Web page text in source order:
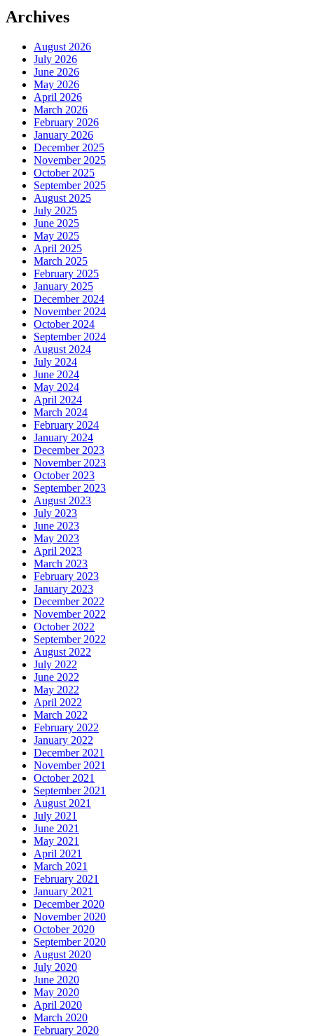
Archives
August 2026
July 2026
June 2026
May 2026
April 2026
March 2026
February 2026
January 2026
December 2025
November 2025
October 2025
September 2025
August 2025
July 2025
June 2025
May 2025
April 2025
March 2025
February 2025
January 2025
December 2024
November 2024
October 2024
September 2024
August 2024
July 2024
June 2024
May 2024
April 2024
March 2024
February 2024
January 2024
December 2023
November 2023
October 2023
September 2023
August 2023
July 2023
June 2023
May 2023
April 2023
March 2023
February 2023
January 2023
December 2022
November 2022
October 2022
September 2022
August 2022
July 2022
June 2022
May 2022
April 2022
March 2022
February 2022
January 2022
December 2021
November 2021
October 2021
September 2021
August 2021
July 2021
June 2021
May 2021
April 2021
March 2021
February 2021
January 2021
December 2020
November 2020
October 2020
September 2020
August 2020
July 2020
June 2020
May 2020
April 2020
March 2020
February 2020